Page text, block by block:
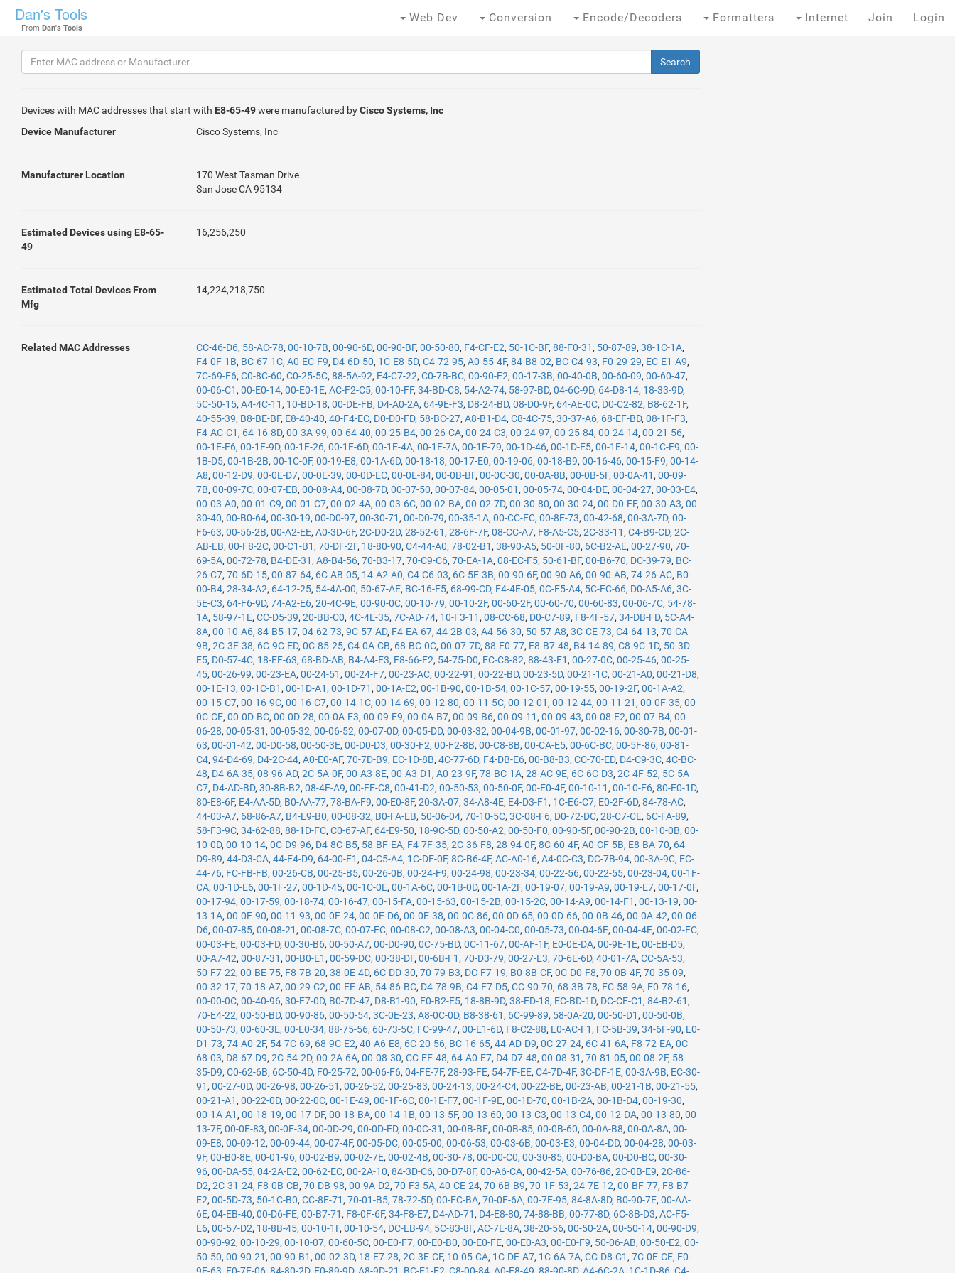
Dan's Tools
From Dan's Tools
Web Dev Conversion Encode/Decoders Formatters Internet Join Login
Devices with MAC addresses that start with E8-65-49were manufactured byCisco Systems, Inc
Device Manufacturer
Cisco Systems, Inc
Manufacturer Location
170 West Tasman Drive
San Jose CA 95134
Estimated Devices using E8-65-
49
16,256,250
Estimated Total Devices From
Mfg
14,224,218,750
Related MAC Addresses CC-46-D6, 58-AC-78,00-10-7B,00-90-6D,00-90-BF,00-50-80, F4-CF-E2, 50-1C-BF,88-F0-31 , 50-87-89,38-1C-1A,
F4-0F-1B, BC-67-1C,A0-EC-F9, D4-6D-50, 1C-E8-5D,C4-72-95,A0-55-4F,84-B8-02, BC-C4-93, F0-29-29, EC-E1-A9,
7C-69-F6,C0-8C-60,C0-25-5C,88-5A-92, E4-C7-22,C0-7B-BC,00-90-F2,00-17-3B,00-40-0B,00-60-09,00-60-47,
00-06-C1 ,00-E0-14,00-E0-1E,AC-F2-C5,00-10-FF,34-BD-C8, 54-A2-74, 58-97-BD,04-6C-9D, 64-D8-14, 18-33-9D,
5C-50-15,A4-4C-11 , 10-BD-18,00-DE-FB, D4-A0-2A, 64-9E-F3, D8-24-BD,08-D0-9F, 64-AE-0C, D0-C2-82, B8-62-1F,
40-55-39, B8-BE-BF, E8-40-40,40-F4-EC, D0-D0-FD, 58-BC-27,A8-B1-D4,C8-4C-75,30-37-A6, 68-EF-BD,08-1F-F3,
F4-AC-C1 , 64-16-8D,00-3A-99,00-64-40,00-25-B4,00-26-CA,00-24-C3,00-24-97,00-25-84,00-24-14,00-21-56,
00-1E-F6,00-1F-9D,00-1F-26,00-1F-6D,00-1E-4A,00-1E-7A,00-1E-79,00-1D-46,00-1D-E5,00-1E-14,00-1C-F9,00-
1B-D5,00-1B-2B,00-1C-0F,00-19-E8,00-1A-6D,00-18-18,00-17-E0,00-19-06,00-18-B9,00-16-46,00-15-F9,00-14-
A8,00-12-D9,00-0E-D7,00-0E-39,00-0D-EC,00-0E-84,00-0B-BF,00-0C-30,00-0A-8B,00-0B-5F,00-0A-41 ,00-09-
7B,00-09-7C,00-07-EB,00-08-A4,00-08-7D,00-07-50,00-07-84,00-05-01 ,00-05-74,00-04-DE,00-04-27,00-03-E4,
00-03-A0,00-01-C9,00-01-C7,00-02-4A,00-03-6C,00-02-BA,00-02-7D,00-30-80,00-30-24,00-D0-FF,00-30-A3,00-
30-40,00-B0-64,00-30-19,00-D0-97,00-30-71 ,00-D0-79,00-35-1A,00-CC-FC,00-8E-73,00-42-68,00-3A-7D,00-
F6-63,00-56-2B,00-A2-EE,A0-3D-6F,2C-D0-2D,28-52-61 ,28-6F-7F,08-CC-A7, F8-A5-C5,2C-33-11 ,C4-B9-CD,2C-
AB-EB,00-F8-2C,00-C1-B1 ,70-DF-2F, 18-80-90,C4-44-A0,78-02-B1 ,38-90-A5, 50-0F-80, 6C-B2-AE,00-27-90,70-
69-5A,00-72-78, B4-DE-31 ,A8-B4-56,70-B3-17,70-C9-C6,70-EA-1A,08-EC-F5, 50-61-BF,00-B6-70, DC-39-79, BC-
26-C7,70-6D-15,00-87-64, 6C-AB-05, 14-A2-A0,C4-C6-03, 6C-5E-3B,00-90-6F,00-90-A6,00-90-AB,74-26-AC, B0-
00-B4,28-34-A2, 64-12-25, 54-4A-00, 50-67-AE, BC-16-F5, 68-99-CD, F4-4E-05,0C-F5-A4, 5C-FC-66, D0-A5-A6,3C-
5E-C3, 64-F6-9D,74-A2-E6,20-4C-9E,00-90-0C,00-10-79,00-10-2F,00-60-2F,00-60-70,00-60-83,00-06-7C, 54-78-
1A, 58-97-1E,CC-D5-39,20-BB-C0,4C-4E-35,7C-AD-74, 10-F3-11 ,08-CC-68, D0-C7-89, F8-4F-57,34-DB-FD, 5C-A4-
8A,00-10-A6,84-B5-17,04-62-73,9C-57-AD, F4-EA-67,44-2B-03,A4-56-30, 50-57-A8,3C-CE-73,C4-64-13,70-CA-
9B,2C-3F-38, 6C-9C-ED,0C-85-25,C4-0A-CB, 68-BC-0C,00-07-7D,88-F0-77, E8-B7-48, B4-14-89,C8-9C-1D, 50-3D-
E5, D0-57-4C, 18-EF-63, 68-BD-AB, B4-A4-E3, F8-66-F2, 54-75-D0, EC-C8-82,88-43-E1 ,00-27-0C,00-25-46,00-25-
45,00-26-99,00-23-EA,00-24-51 ,00-24-F7,00-23-AC,00-22-91 ,00-22-BD,00-23-5D,00-21-1C,00-21-A0,00-21-D8,
00-1E-13,00-1C-B1 ,00-1D-A1 ,00-1D-71 ,00-1A-E2,00-1B-90,00-1B-54,00-1C-57,00-19-55,00-19-2F,00-1A-A2,
00-15-C7,00-16-9C,00-16-C7,00-14-1C,00-14-69,00-12-80,00-11-5C,00-12-01 ,00-12-44,00-11-21 ,00-0F-35,00-
0C-CE,00-0D-BC,00-0D-28,00-0A-F3,00-09-E9,00-0A-B7,00-09-B6,00-09-11 ,00-09-43,00-08-E2,00-07-B4,00-
06-28,00-05-31 ,00-05-32,00-06-52,00-07-0D,00-05-DD,00-03-32,00-04-9B,00-01-97,00-02-16,00-30-7B,00-01-
63,00-01-42,00-D0-58,00-50-3E,00-D0-D3,00-30-F2,00-F2-8B,00-C8-8B,00-CA-E5,00-6C-BC,00-5F-86,00-81-
C4,94-D4-69, D4-2C-44,A0-E0-AF,70-7D-B9, EC-1D-8B,4C-77-6D, F4-DB-E6,00-B8-B3,CC-70-ED, D4-C9-3C,4C-BC-
48, D4-6A-35,08-96-AD,2C-5A-0F,00-A3-8E,00-A3-D1 ,A0-23-9F,78-BC-1A,28-AC-9E, 6C-6C-D3,2C-4F-52, 5C-5A-
C7, D4-AD-BD,30-8B-B2,08-4F-A9,00-FE-C8,00-41-D2,00-50-53,00-50-0F,00-E0-4F,00-10-11 ,00-10-F6,80-E0-1D,
80-E8-6F, E4-AA-5D, B0-AA-77,78-BA-F9,00-E0-8F,20-3A-07,34-A8-4E, E4-D3-F1 , 1C-E6-C7, E0-2F-6D,84-78-AC,
44-03-A7, 68-86-A7, B4-E9-B0,00-08-32, B0-FA-EB, 50-06-04,70-10-5C,3C-08-F6, D0-72-DC,28-C7-CE, 6C-FA-89,
58-F3-9C,34-62-88,88-1D-FC,C0-67-AF, 64-E9-50, 18-9C-5D,00-50-A2,00-50-F0,00-90-5F,00-90-2B,00-10-0B,00-
10-0D,00-10-14,0C-D9-96, D4-8C-B5, 58-BF-EA, F4-7F-35,2C-36-F8,28-94-0F,8C-60-4F,A0-CF-5B, E8-BA-70, 64-
D9-89,44-D3-CA,44-E4-D9, 64-00-F1 ,04-C5-A4, 1C-DF-0F,8C-B6-4F,AC-A0-16,A4-0C-C3, DC-7B-94,00-3A-9C, EC-
44-76, FC-FB-FB,00-26-CB,00-25-B5,00-26-0B,00-24-F9,00-24-98,00-23-34,00-22-56,00-22-55,00-23-04,00-1F-
CA,00-1D-E6,00-1F-27,00-1D-45,00-1C-0E,00-1A-6C,00-1B-0D,00-1A-2F,00-19-07,00-19-A9,00-19-E7,00-17-0F,
00-17-94,00-17-59,00-18-74,00-16-47,00-15-FA,00-15-63,00-15-2B,00-15-2C,00-14-A9,00-14-F1 ,00-13-19,00-
13-1A,00-0F-90,00-11-93,00-0F-24,00-0E-D6,00-0E-38,00-0C-86,00-0D-65,00-0D-66,00-0B-46,00-0A-42,00-06-
D6,00-07-85,00-08-21 ,00-08-7C,00-07-EC,00-08-C2,00-08-A3,00-04-C0,00-05-73,00-04-6E,00-04-4E,00-02-FC,
00-03-FE,00-03-FD,00-30-B6,00-50-A7,00-D0-90,0C-75-BD,0C-11-67,00-AF-1F, E0-0E-DA,00-9E-1E,00-EB-D5,
00-A7-42,00-87-31 ,00-B0-E1 ,00-59-DC,00-38-DF,00-6B-F1 ,70-D3-79,00-27-E3,70-6E-6D,40-01-7A,CC-5A-53,
50-F7-22,00-BE-75, F8-7B-20,38-0E-4D, 6C-DD-30,70-79-B3, DC-F7-19, B0-8B-CF,0C-D0-F8,70-0B-4F,70-35-09,
00-32-17,70-18-A7,00-29-C2,00-EE-AB, 54-86-BC, D4-78-9B,C4-F7-D5,CC-90-70, 68-3B-78, FC-58-9A, F0-78-16,
00-00-0C,00-40-96,30-F7-0D, B0-7D-47, D8-B1-90, F0-B2-E5, 18-8B-9D,38-ED-18, EC-BD-1D, DC-CE-C1 ,84-B2-61 ,
70-E4-22,00-50-BD,00-90-86,00-50-54,3C-0E-23,A8-0C-0D, B8-38-61 , 6C-99-89, 58-0A-20,00-50-D1 ,00-50-0B,
00-50-73,00-60-3E,00-E0-34,88-75-56, 60-73-5C, FC-99-47,00-E1-6D, F8-C2-88, E0-AC-F1 , FC-5B-39,34-6F-90, E0-
D1-73,74-A0-2F, 54-7C-69, 68-9C-E2,40-A6-E8, 6C-20-56, BC-16-65,44-AD-D9,0C-27-24, 6C-41-6A, F8-72-EA,0C-
68-03, D8-67-D9,2C-54-2D,00-2A-6A,00-08-30,CC-EF-48, 64-A0-E7, D4-D7-48,00-08-31 ,70-81-05,00-08-2F, 58-
35-D9,C0-62-6B, 6C-50-4D, F0-25-72,00-06-F6,04-FE-7F,28-93-FE, 54-7F-EE,C4-7D-4F,3C-DF-1E,00-3A-9B, EC-30-
91 ,00-27-0D,00-26-98,00-26-51 ,00-26-52,00-25-83,00-24-13,00-24-C4,00-22-BE,00-23-AB,00-21-1B,00-21-55,
00-21-A1 ,00-22-0D,00-22-0C,00-1E-49,00-1F-6C,00-1E-F7,00-1F-9E,00-1D-70,00-1B-2A,00-1B-D4,00-19-30,
00-1A-A1 ,00-18-19,00-17-DF,00-18-BA,00-14-1B,00-13-5F,00-13-60,00-13-C3,00-13-C4,00-12-DA,00-13-80,00-
13-7F,00-0E-83,00-0F-34,00-0D-29,00-0D-ED,00-0C-31 ,00-0B-BE,00-0B-85,00-0B-60,00-0A-B8,00-0A-8A,00-
09-E8,00-09-12,00-09-44,00-07-4F,00-05-DC,00-05-00,00-06-53,00-03-6B,00-03-E3,00-04-DD,00-04-28,00-03-
9F,00-B0-8E,00-01-96,00-02-B9,00-02-7E,00-02-4B,00-30-78,00-D0-C0,00-30-85,00-D0-BA,00-D0-BC,00-30-
96,00-DA-55,04-2A-E2,00-62-EC,00-2A-10,84-3D-C6,00-D7-8F,00-A6-CA,00-42-5A,00-76-86,2C-0B-E9,2C-86-
D2,2C-31-24, F8-0B-CB,70-DB-98,00-9A-D2,70-F3-5A,40-CE-24,70-6B-B9,70-1F-53,24-7E-12,00-BF-77, F8-B7-
E2,00-5D-73, 50-1C-B0,CC-8E-71 ,70-01-B5,78-72-5D,00-FC-BA,70-0F-6A,00-7E-95,84-8A-8D, B0-90-7E,00-AA-
6E,04-EB-40,00-D6-FE,00-B7-71 , F8-0F-6F,34-F8-E7, D4-AD-71 , D4-E8-80,74-88-BB,00-77-8D, 6C-8B-D3,AC-F5-
E6,00-57-D2, 18-8B-45,00-10-1F,00-10-54, DC-EB-94, 5C-83-8F,AC-7E-8A,38-20-56,00-50-2A,00-50-14,00-90-D9,
00-90-92,00-10-29,00-10-07,00-60-5C,00-E0-F7,00-E0-B0,00-E0-FE,00-E0-A3,00-E0-F9, 50-06-AB,00-50-E2,00-
50-50,00-90-21 ,00-90-B1 ,00-02-3D, 18-E7-28,2C-3E-CF, 10-05-CA, 1C-DE-A7, 1C-6A-7A,CC-D8-C1 ,7C-0E-CE, F0-